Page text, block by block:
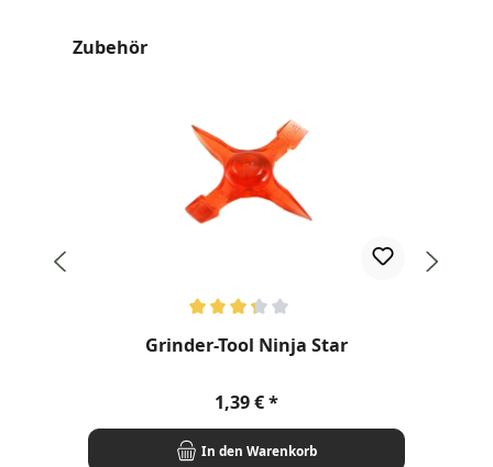
Produktgalerie überspringen
Zubehör
Grinder-Tool Ninja Star
Regulärer Preis:
1,39 €
In den Warenkorb